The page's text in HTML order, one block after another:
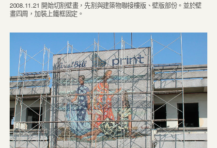
2008.11.21 開始切割壁畫，先割與建築物聯接樓版、壁版部份。並於壁
畫四周，加裝上鐵框固定。